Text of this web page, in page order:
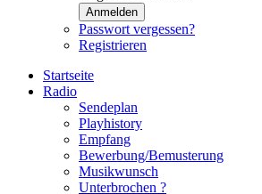
Anmelden
Passwort vergessen?
Registrieren
Startseite
Radio
Sendeplan
Playhistory
Empfang
Bewerbung/Bemusterung
Musikwunsch
Unterbrochen ?